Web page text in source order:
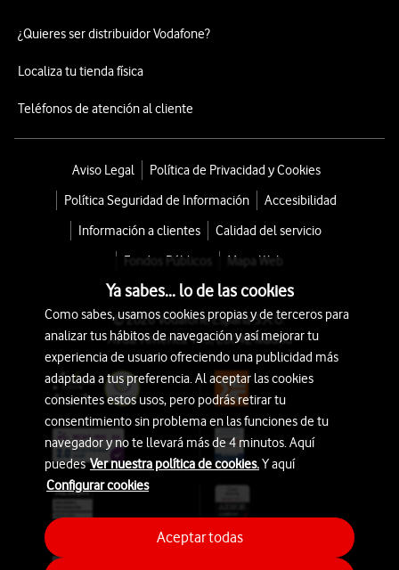
¿Quieres ser distribuidor Vodafone?
Localiza tu tienda física
Teléfonos de atención al cliente
Aviso Legal
Política de Privacidad y Cookies
Política Seguridad de Información
Accesibilidad
Información a clientes
Calidad del servicio
Fondos Públicos
Mapa Web
© 2026 Vodafone España S.A.U.
Avda. América 115, 28042 Madrid
Ya sabes... lo de las cookies
Como sabes, usamos cookies propias y de terceros para
analizar tus hábitos de navegación y así mejorar tu
experiencia de usuario ofreciendo una publicidad más
adaptada a tus preferencia. Al aceptar las cookies
consientes estos usos, pero podrás retirar tu
consentimiento sin problema en las funciones de tu
navegador y no te llevará más de 4 minutos. Aquí
puedesVer nuestra política de cookies.Y aquí
Configurar cookies
Aceptar todas